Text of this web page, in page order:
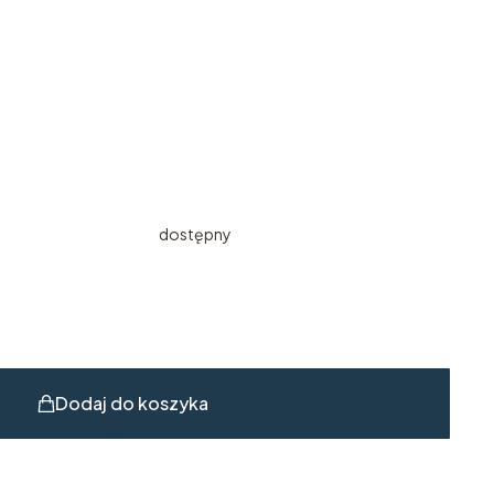
dostępny
Dodaj do koszyka